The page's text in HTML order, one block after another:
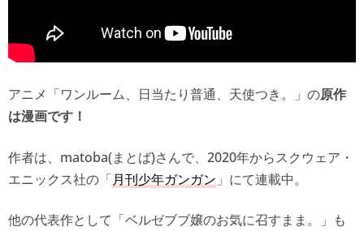
アニメ「ワンルーム、日当たり普通、天使つき。」の原作
は漫画です！
作者は、matoba(まとば)さんで、2020年からスクウェア・
エニックス社の「月刊少年ガンガン 」にて連載中。
他の代表作として「ベルゼブブ嬢のお気に召すまま。」も